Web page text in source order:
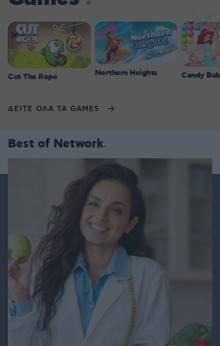
Cut The Rope Northern Heights Candy
ΔΕΙΤΕ ΟΛΑ ΤΑ GAMES
Best of Network